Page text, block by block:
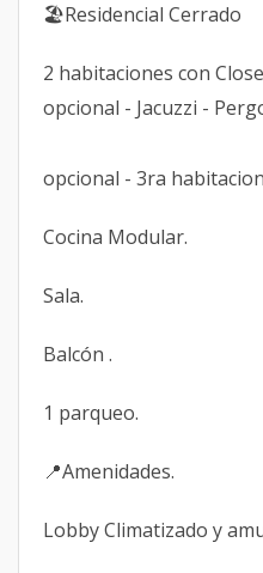
🏖Residencial Cerrado
2 habitaciones con
opcional - Jacuzzi -
opcional - 3ra
Cocina Modular.
Sala.
Balcón .
1 parqueo.
📍Amenidades.
Lobby Climatizado y